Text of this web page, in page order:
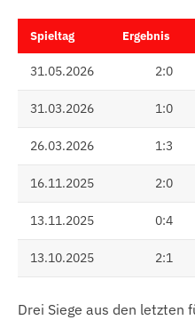
Spieltag Ergebnis
31.05.2026 2:0
31.03.2026 1:0
26.03.2026 1:3
16.11.2025 2:0
13.11.2025 0:4
13.10.2025 2:1
Drei Siege aus den letzten